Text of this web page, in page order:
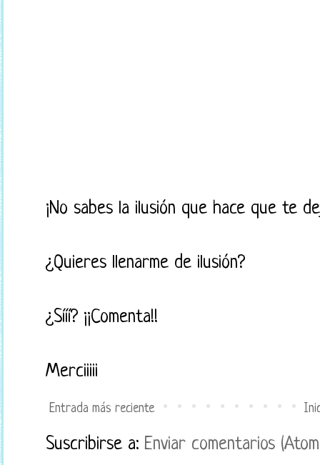
¡No sabes la ilusión que hace que te
¿Quieres llenarme de ilusión?
¿Sííí? ¡¡Comenta!!
Merciiiii
Entrada más reciente
Suscribirse a: Enviar comentarios